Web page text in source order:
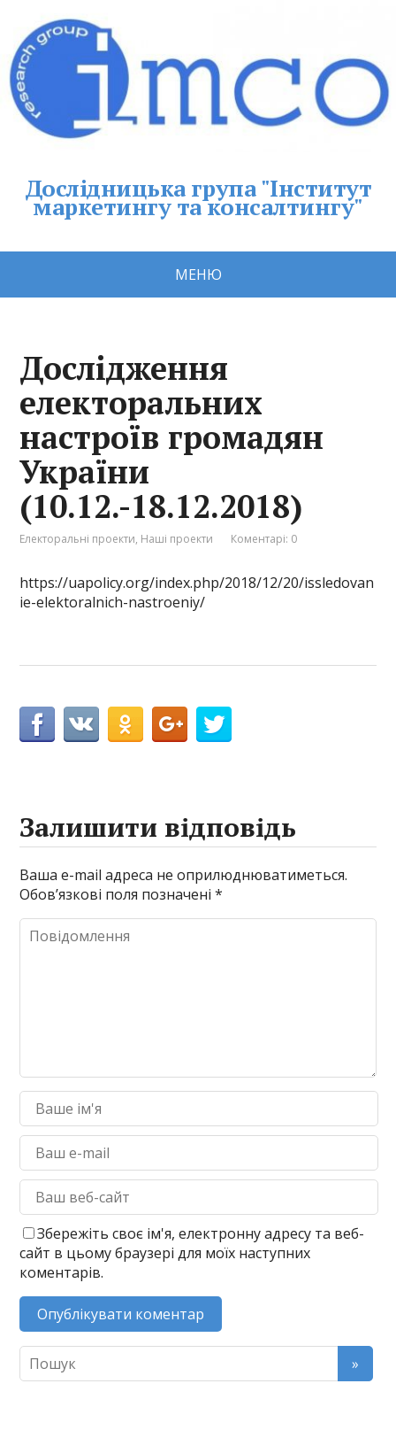
Дослідницька група "Інститут
маркетингу та консалтингу"
МЕНЮ
Дослідження
електоральних
настроїв громадян
України
(10.12.-18.12.2018)
Електоральні проекти, Наші проекти Коментарі: 0
https://uapolicy.org/index.php/2018/12/20/issledovan
ie-elektoralnich-nastroeniy/
Залишити відповідь
Ваша e-mail адреса не оприлюднюватиметься.
Обов’язкові поля позначені*
Збережіть своє ім'я, електронну адресу та веб-
сайт в цьому браузері для моїх наступних
коментарів.